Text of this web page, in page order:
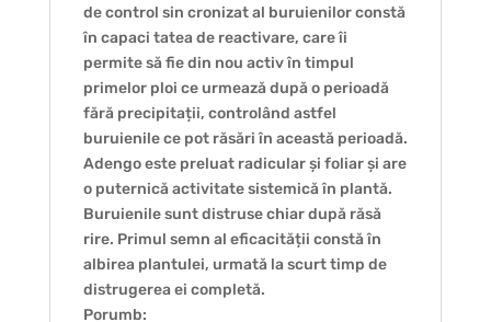
de control sin cronizat al buruienilor constă
în capaci tatea de reactivare, care îi
permite să fie din nou activ în timpul
primelor ploi ce urmează după o perioadă
fără precipitații, controlând astfel
buruienile ce pot răsări în această perioadă.
Adengo este preluat radicular și foliar și are
o puternică activitate sistemică în plantă.
Buruienile sunt distruse chiar după răsă
rire. Primul semn al eficacității constă în
albirea plantulei, urmată la scurt timp de
distrugerea ei completă.
Porumb: